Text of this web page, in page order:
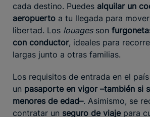
cada destino. Puedes alquilar un
aeropuerto a tu llegada para
libertad. Los louagesson
con conductor, ideales para
largas junto a otras familias.
Los requisitos de entrada en el
un pasaporte en vigor –también si
menores de edad–. Asimismo, se
contratar un seguro de viaje para